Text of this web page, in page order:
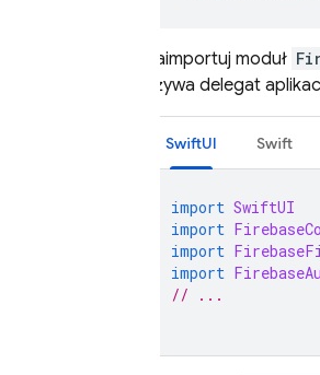
Zaimportuj moduł
używa delegat
SwiftUI Swift
import SwiftUI
import
import
import
// ...